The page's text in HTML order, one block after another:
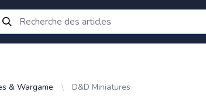
& Wargame D&D Miniatures